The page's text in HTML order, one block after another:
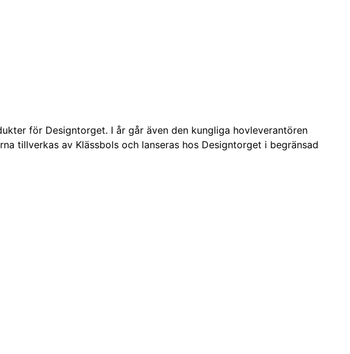
för Designtorget. I år går även den kungliga hovleverantören
tillverkas av Klässbols och lanseras hos Designtorget i begränsad